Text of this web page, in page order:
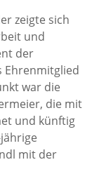
zeigte sich
und
der
Ehrenmitglied
war die
die mit
und künftig
mit der